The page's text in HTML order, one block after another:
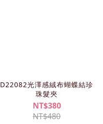
D22082光澤感絨布蝴蝶結珍
珠髮夾
NT$380
NT$480